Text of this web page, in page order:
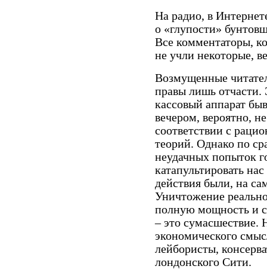
На радио, в
о «глупости»
Все комментаторы,
не учли некоторые,
Возмущенные
правы лишь отчасти.
кассовый аппарат
вечером, вероятно,
соответствии с
теорий. Однако по
неудачных попыток
катапультировать
действия были, на
Уничтожение
полную мощность и
– это сумасшествие.
экономического
лейбористы,
лондонского Сити.